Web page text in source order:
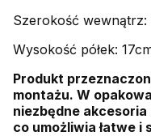
Szerokość
Wysokość półek:
Produkt
montażu. W
niezbędne
co umożliwia łatwe i